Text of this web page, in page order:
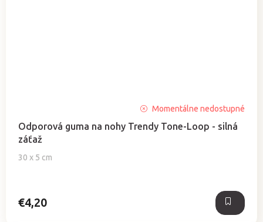
Odporová guma na nohy Trendy Tone-Loop - silná
záťaž
30 x 5 cm
hodnotenie
produktu
je
5,0
Momentálne nedostupné
€4,20